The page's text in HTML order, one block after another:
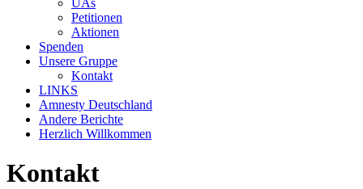
Petitionen
Aktionen
Spenden
Unsere Gruppe
Kontakt
LINKS
Amnesty Deutschland
Andere Berichte
Herzlich Willkommen
Kontakt